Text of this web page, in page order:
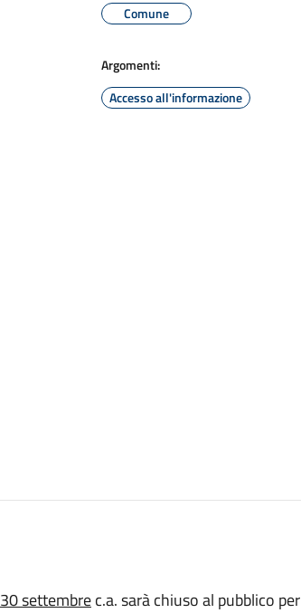
Comune
Argomenti:
Accesso all'informazione
30 settembrec.a. sarà chiuso al pubblico per